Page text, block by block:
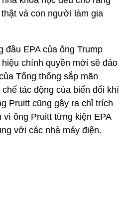
và con người làm gia
EPA của ông Trump
chính quyền mới sẽ đảo
Tổng thống sắp mãn
tác động của biến đổi khí
Pruitt cũng gây ra chỉ trích
vì ông Pruitt từng kiện EPA
với các nhà máy điện.